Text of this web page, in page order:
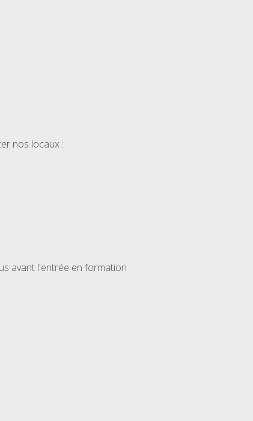
nos locaux :
avant l'entrée en formation